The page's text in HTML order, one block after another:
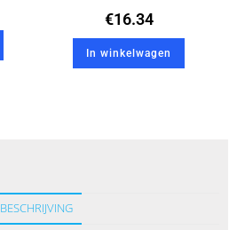
€16.34
In winkelwagen
BESCHRIJVING